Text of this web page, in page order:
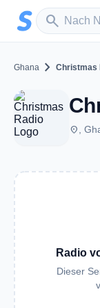
Zum Hauptinhalt
search
Sender
Ghana chevron_right Christmas
place ,
Radio
Dieser